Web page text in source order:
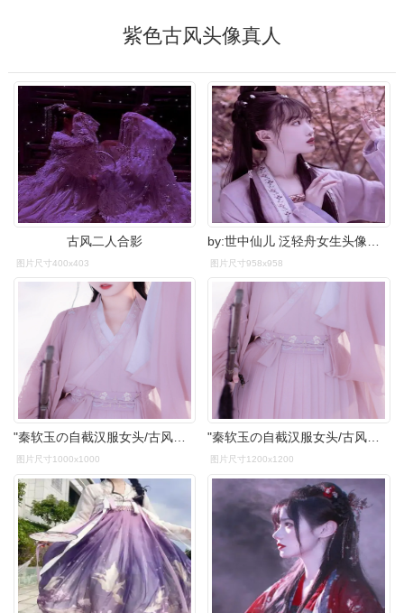
紫色古风头像真人
古风二人合影
图片尺寸400x403 图片尺寸958x958
"秦软玉の自截汉服女头/古风头像
图片尺寸1000x1000
"秦软玉の自截汉服女头/古风头像
图片尺寸1200x1200